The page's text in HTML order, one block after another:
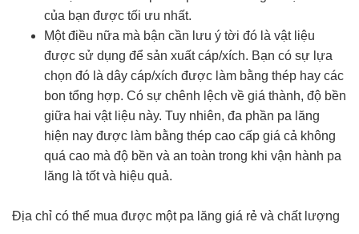
của bạn được tối ưu nhất.
Một điều nữa mà bận cần lưu ý tời đó là vật liệu
được sử dụng để sản xuất cáp/xích. Bạn có sự lựa
chọn đó là dây cáp/xích được làm bằng thép hay các
bon tổng hợp. Có sự chênh lệch về giá thành, độ bền
giữa hai vật liệu này. Tuy nhiên, đa phần pa lăng
hiện nay được làm bằng thép cao cấp giá cả không
quá cao mà độ bền và an toàn trong khi vận hành pa
lăng là tốt và hiệu quả.
Địa chỉ có thể mua được một pa lăng giá rẻ và chất lượng